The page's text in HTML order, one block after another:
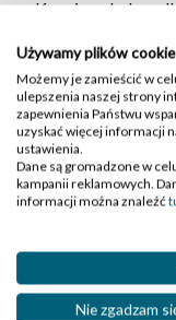
Kupując okulary
trwałość.
próby niż okulary
soczewki
Osiągniemy to
materiału (np.
załamania
wybór takich
sobie one lepiej z
Od jakiegoś czasu
soczewki
Używamy plików cookie
Możemy je zamieścić w
ulepszenia naszej strony
zapewnienia Państwu
uzyskać więcej informacji
ustawienia.
Dane są gromadzone w
kampanii reklamowych.
informacji można znaleźć
Nie zgadzam